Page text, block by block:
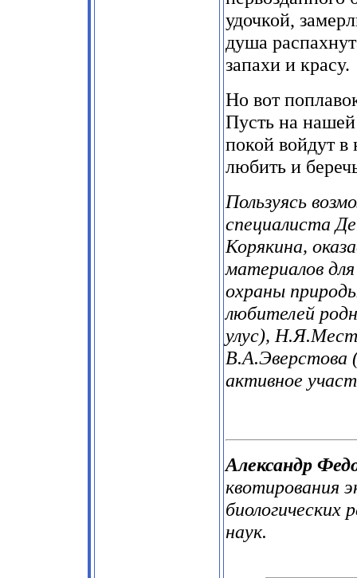
удочкой,
душа
запахи и красу.
Но вот
Пусть на нашей
покой войдут
любить и
Пользуясь
специалиста
Корякина,
материалов
охраны
любителей
улус),
В.А.Эверстова
активное
Александр
квотирования
биологических
наук.